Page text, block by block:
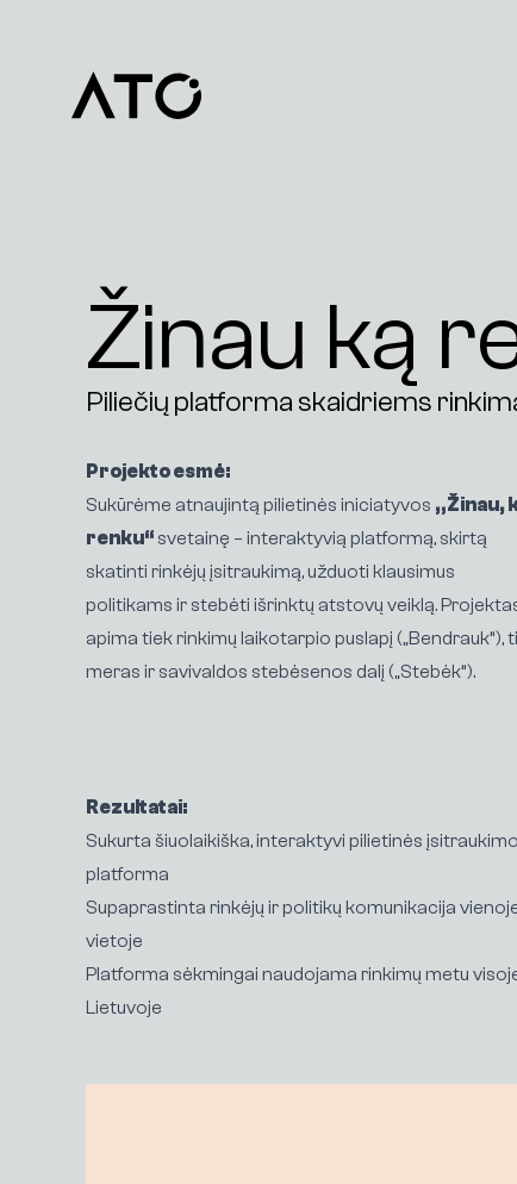
Žinau ką
Piliečių platforma skaidriems
Projekto esmė:
Sukūrėme atnaujintą pilietinės iniciatyvos „Žinau,
renku“ svetainę – interaktyvią platformą, skirtą
skatinti rinkėjų įsitraukimą, užduoti klausimus
politikams ir stebėti išrinktų atstovų veiklą.
apima tiek rinkimų laikotarpio puslapį („Bendrauk“),
meras ir savivaldos stebėsenos dalį („Stebėk“).
Rezultatai:
Sukurta šiuolaikiška, interaktyvi pilietinės įsitraukimo
platforma
Supaprastinta rinkėjų ir politikų komunikacija
vietoje
Platforma sėkmingai naudojama rinkimų metu
Lietuvoje